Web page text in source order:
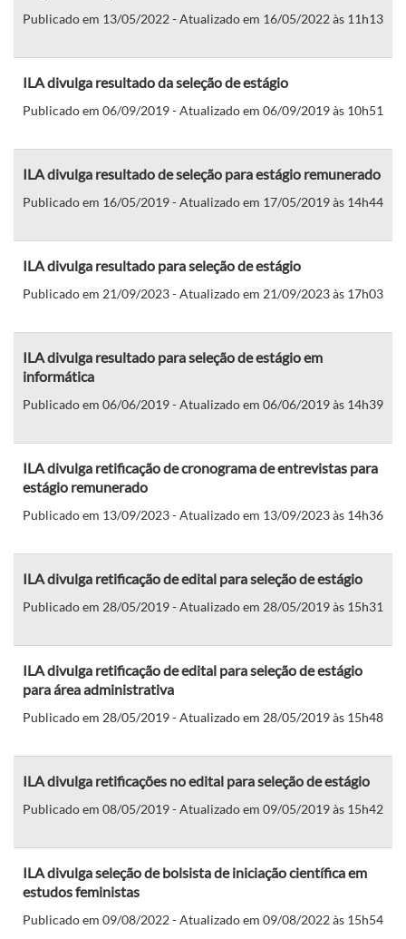
Publicado em 13/05/2022 - Atualizado em 16/05/2022 às 11h13
ILA divulga resultado da seleção de estágio
Publicado em 06/09/2019 - Atualizado em 06/09/2019 às 10h51
ILA divulga resultado de seleção para estágio remunerado
Publicado em 16/05/2019 - Atualizado em 17/05/2019 às 14h44
ILA divulga resultado para seleção de estágio
Publicado em 21/09/2023 - Atualizado em 21/09/2023 às 17h03
ILA divulga resultado para seleção de estágio em
informática
Publicado em 06/06/2019 - Atualizado em 06/06/2019 às 14h39
ILA divulga retificação de cronograma de entrevistas para
estágio remunerado
Publicado em 13/09/2023 - Atualizado em 13/09/2023 às 14h36
ILA divulga retificação de edital para seleção de estágio
Publicado em 28/05/2019 - Atualizado em 28/05/2019 às 15h31
ILA divulga retificação de edital para seleção de estágio
para área administrativa
Publicado em 28/05/2019 - Atualizado em 28/05/2019 às 15h48
ILA divulga retificações no edital para seleção de estágio
Publicado em 08/05/2019 - Atualizado em 09/05/2019 às 15h42
ILA divulga seleção de bolsista de iniciação científica em
estudos feministas
Publicado em 09/08/2022 - Atualizado em 09/08/2022 às 15h54